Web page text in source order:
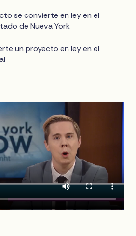
se convierte en ley en el
de Nueva York
un proyecto en ley en el